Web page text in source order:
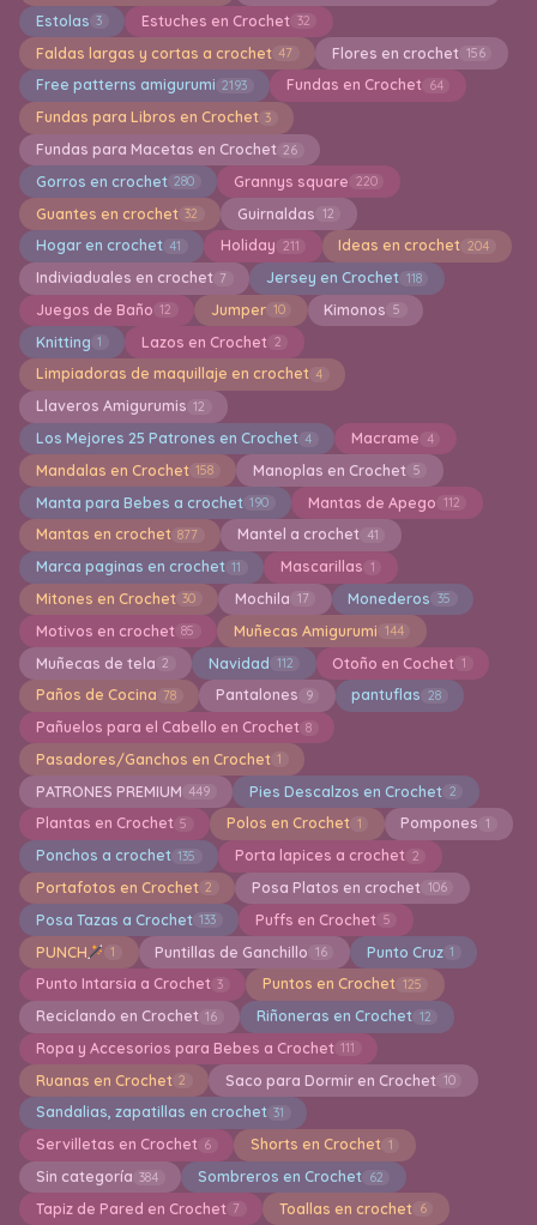
Estolas 3 Estuches en Crochet 32
Faldas largas y cortas a crochet 47 Flores en crochet 156
Free patterns amigurumi 2193 Fundas en Crochet 64
Fundas para Libros en Crochet 3
Fundas para Macetas en Crochet 26
Gorros en crochet 280 Grannys square 220
Guantes en crochet 32 Guirnaldas 12
Hogar en crochet 41 Holiday 211 Ideas en crochet 204
Indiviaduales en crochet 7 Jersey en Crochet 118
Juegos de Baño 12 Jumper 10 Kimonos 5
Knitting 1 Lazos en Crochet 2
Limpiadoras de maquillaje en crochet 4
Llaveros Amigurumis 12
Los Mejores 25 Patrones en Crochet 4 Macrame 4
Mandalas en Crochet 158 Manoplas en Crochet 5
Manta para Bebes a crochet 190 Mantas de Apego 112
Mantas en crochet 877 Mantel a crochet 41
Marca paginas en crochet 11 Mascarillas 1
Mitones en Crochet 30 Mochila 17 Monederos 35
Motivos en crochet 85 Muñecas Amigurumi 144
Muñecas de tela 2 Navidad 112 Otoño en Cochet 1
Paños de Cocina 78 Pantalones 9 pantuflas 28
Pañuelos para el Cabello en Crochet 8
Pasadores/Ganchos en Crochet 1
PATRONES PREMIUM 449 Pies Descalzos en Crochet 2
Plantas en Crochet 5 Polos en Crochet 1 Pompones 1
Ponchos a crochet 135 Porta lapices a crochet 2
Portafotos en Crochet 2 Posa Platos en crochet 106
Posa Tazas a Crochet 133 Puffs en Crochet 5
PUNCH 1 Puntillas de Ganchillo 16 Punto Cruz 1
Punto Intarsia a Crochet 3 Puntos en Crochet 125
Reciclando en Crochet 16 Riñoneras en Crochet 12
Ropa y Accesorios para Bebes a Crochet 111
Ruanas en Crochet 2 Saco para Dormir en Crochet 10
Sandalias, zapatillas en crochet 31
Servilletas en Crochet 6 Shorts en Crochet 1
Sin categoría 384 Sombreros en Crochet 62
Tapiz de Pared en Crochet 7 Toallas en crochet 6